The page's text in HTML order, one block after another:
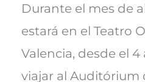
Durante el mes de
estará en el Teatro
Valencia, desde el 4
viajar al Auditórium